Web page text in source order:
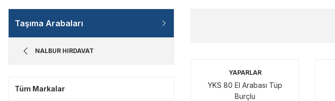
Taşıma Arabaları
NALBUR HIRDAVAT
Tüm Markalar
YAPARLAR
YKS 80 El Arabası Tüp
Burçlu